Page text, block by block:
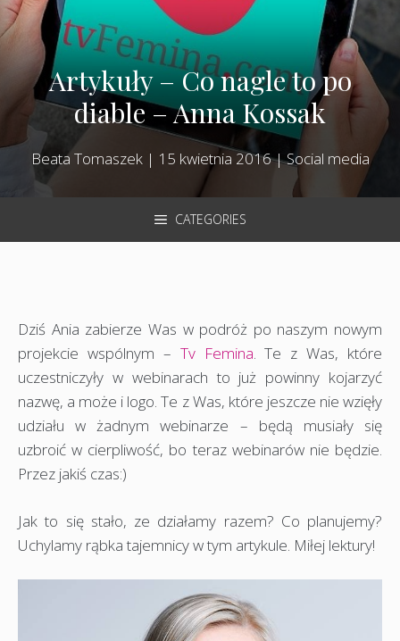
Artykuły – Co nagle to po
diable – Anna Kossak
Beata Tomaszek| 15 kwietnia 2016|Social media
CATEGORIES
Dziś Ania zabierze Was w podróż po naszym nowym
projekcie wspólnym – Tv Femina. Te z Was, które
uczestniczyły w webinarach to już powinny kojarzyć
nazwę, a może i logo. Te z Was, które jeszcze nie wzięły
udziału w żadnym webinarze – będą musiały się
uzbroić w cierpliwość, bo teraz webinarów nie będzie.
Przez jakiś czas:)
Jak to się stało, ze działamy razem? Co planujemy?
Uchylamy rąbka tajemnicy w tym artykule. Miłej lektury!